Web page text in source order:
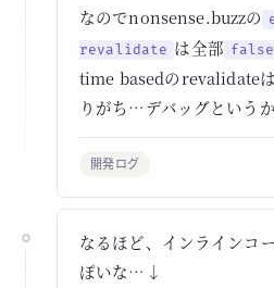
なのでnonsense.buzzの
revalidate は全部 false
time basedのrevalidate
りがち…デバッグという
開発ログ
なるほど、インラインコ
ぽいな…↓